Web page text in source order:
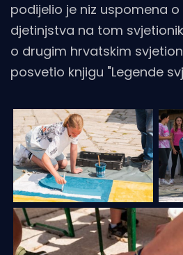
podijelio je niz uspomena
djetinjstva na tom
o drugim hrvatskim
posvetio knjigu "Legende